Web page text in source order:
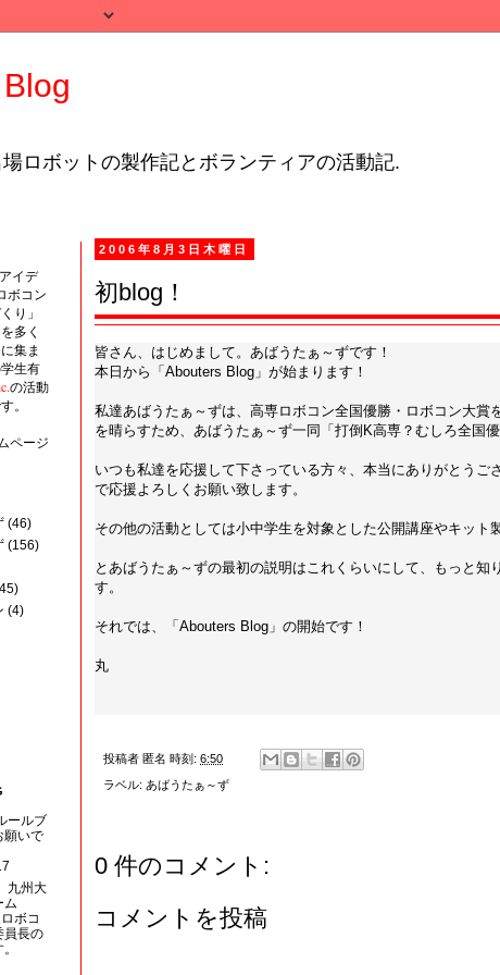
ロボットの製作記とボランティアの活動記.
2006年8月3日木曜日
初blog！
皆さん、はじめまして。あばうたぁ～ずです！
本日から「Abouters Blog」が始まります！
私達あばうたぁ～ずは、高専ロボコン全国優勝・ロボコン大
を晴らすため、あばうたぁ～ず一同「打倒K高専？むしろ全国
いつも私達を応援して下さっている方々、本当にありがとう
で応援よろしくお願い致します。
その他の活動としては小中学生を対象とした公開講座やキット
とあばうたぁ～ずの最初の説明はこれくらいにして、もっと
す。
それでは、「Abouters Blog」の開始です！
by
丸
投稿者 匿名 時刻: 6:50
ラベル: あばうたぁ～ず
0 件のコメント:
コメントを投稿
イデ
ボコン
り」
多く
集ま
生有
の活動
。
ページ
(46)
(156)
(4)
ールブ
願いで
九州大
ム
ボコ
員長の